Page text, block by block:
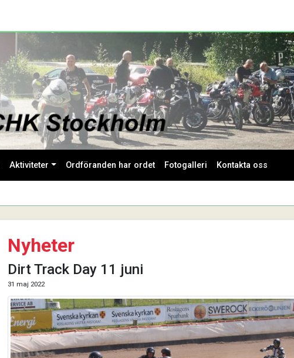
Aktiviteter Ordföranden har ordet Fotogalleri Kontakta oss
Nyheter
Dirt Track Day 11 juni
31 maj 2022